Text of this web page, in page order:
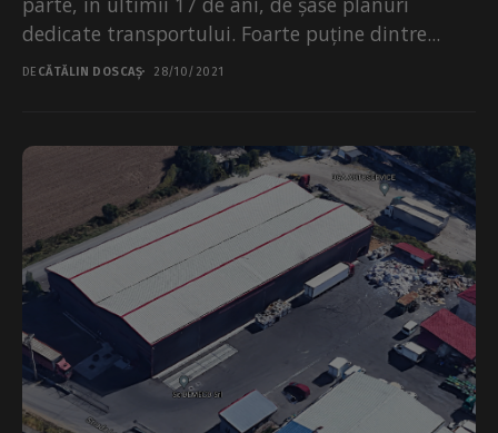
dedicate transportului. Foarte puține dintre...
DE CĂTĂLIN DOSCAȘ 28/10/2021